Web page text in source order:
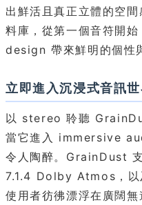
出鮮活且真正立體的空
料庫，從第一個音符開
design 帶來鮮明的個性
立即進入沉浸式音訊
以 stereo 聆聽
當它進入 immersive
令人陶醉。GrainDust
7.1.4 Dolby Atmos，
使用者彷彿漂浮在廣闊無